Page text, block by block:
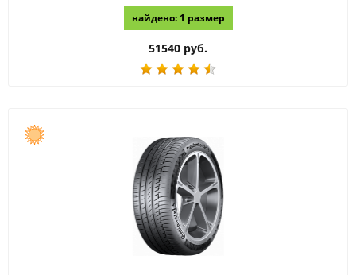
найдено: 1 размер
51540 руб.